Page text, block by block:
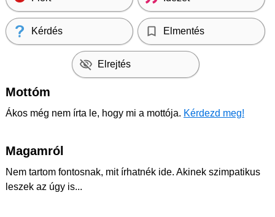
Kérdés Elmentés
Elrejtés
Mottóm
Ákos még nem írta le, hogy mi a mottója. Kérdezd meg!
Magamról
Nem tartom fontosnak, mit írhatnék ide. Akinek szimpatikus
leszek az úgy is...